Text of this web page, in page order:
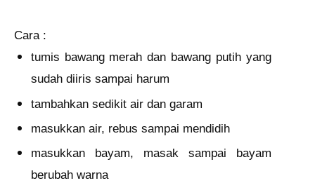
Cara :
tumis bawang merah dan bawang putih yang
sudah diiris sampai harum
tambahkan sedikit air dan garam
masukkan air, rebus sampai mendidih
masukkan bayam, masak sampai bayam
berubah warna